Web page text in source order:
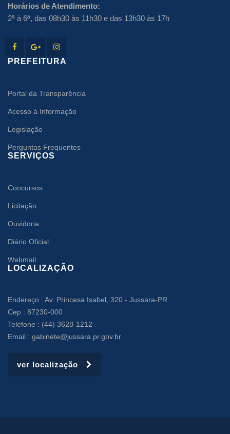
Horários de Atendimento:
2ª à 6ª, das 08h30 às 11h30 e das 13h30 às 17h
PREFEITURA
Portal da Transparência
Acesso à Informação
Legislação
Perguntas Frequentes
SERVIÇOS
Concursos
Licitação
Ouvidoria
Diário Oficial
Webmail
LOCALIZAÇÃO
Endereço : Av. Princesa Isabel, 320 - Jussara-PR
Cep : 87230-000
Telefone : (44) 3628-1212
Email : gabinete@jussara.pr.gov.br
ver localização